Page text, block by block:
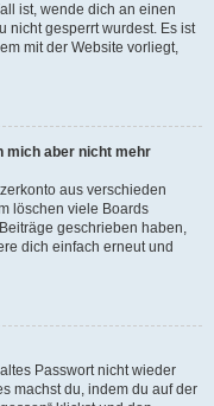
ist, wende dich an einen
nicht gesperrt wurdest. Es ist
mit der Website vorliegt,
mich aber nicht mehr
aus verschieden
löschen viele Boards
geschrieben haben,
dich einfach erneut und
Passwort nicht wieder
machst du, indem du auf der